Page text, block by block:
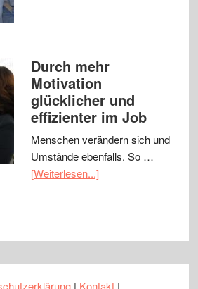
Durch mehr
Motivation
glücklicher und
effizienter im Job
Menschen verändern sich und
Umstände ebenfalls. So …
[Weiterlesen...]
| Kontakt|